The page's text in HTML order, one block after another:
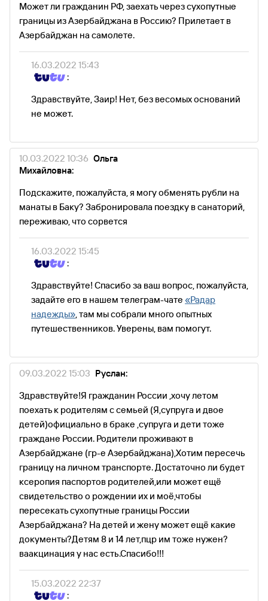
Может ли гражданин РФ, заехать через сухопутные
границы из Азербайджана в Россию? Прилетает в
Азербайджан на самолете.
16.03.2022 15:43
:
Здравствуйте, Заир! Нет, без весомых оснований
не может.
10.03.2022 10:36 Ольга
Михайловна:
Подскажите, пожалуйста, я могу обменять рубли на
манаты в Баку? Забронировала поездку в санаторий,
переживаю, что сорвется
16.03.2022 15:45
:
Здравствуйте! Спасибо за ваш вопрос, пожалуйста,
задайте его в нашем телеграм-чате «Радар
надежды», там мы собрали много опытных
путешественников. Уверены, вам помогут.
09.03.2022 15:03 Руслан:
Здравствуйте!Я гражданин России ,хочу летом
поехать к родителям с семьей (Я,супруга и двое
детей)официально в браке ,супруга и дети тоже
граждане России. Родители проживают в
Азербайджане (гр-е Азербайджана),Хотим пересечь
границу на личном транспорте. Достаточно ли будет
ксеропия паспортов родителей,или может ещё
свидетельство о рождении их и моё,чтобы
пересекать сухопутные границы России
Азербайджана? На детей и жену может ещё какие
документы?Детям 8 и 14 лет,пцр им тоже нужен?
ваакцинация у нас есть.Спасибо!!!
15.03.2022 22:37
: